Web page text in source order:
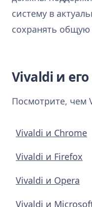
систему в
сохранять общую
Vivaldi и
Посмотрите, чем
Vivaldi и Chrome
Vivaldi и Firefox
Vivaldi и Opera
Vivaldi и